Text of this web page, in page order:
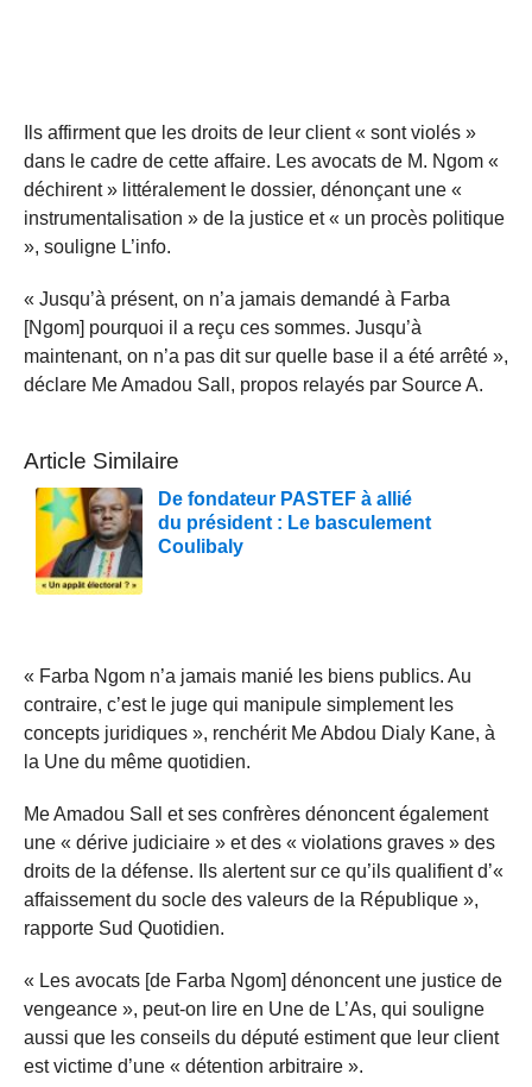
Ils affirment que les droits de leur client « sont violés »
dans le cadre de cette affaire. Les avocats de M. Ngom «
déchirent » littéralement le dossier, dénonçant une «
instrumentalisation » de la justice et « un procès politique
», souligne L’info.
« Jusqu’à présent, on n’a jamais demandé à Farba
[Ngom] pourquoi il a reçu ces sommes. Jusqu’à
maintenant, on n’a pas dit sur quelle base il a été arrêté »,
déclare Me Amadou Sall, propos relayés par Source A.
Article Similaire
De fondateur PASTEF à allié
du président : Le basculement
Coulibaly
« Farba Ngom n’a jamais manié les biens publics. Au
contraire, c’est le juge qui manipule simplement les
concepts juridiques », renchérit Me Abdou Dialy Kane, à
la Une du même quotidien.
Me Amadou Sall et ses confrères dénoncent également
une « dérive judiciaire » et des « violations graves » des
droits de la défense. Ils alertent sur ce qu’ils qualifient d’«
affaissement du socle des valeurs de la République »,
rapporte Sud Quotidien.
« Les avocats [de Farba Ngom] dénoncent une justice de
vengeance », peut-on lire en Une de L’As, qui souligne
aussi que les conseils du député estiment que leur client
est victime d’une « détention arbitraire ».